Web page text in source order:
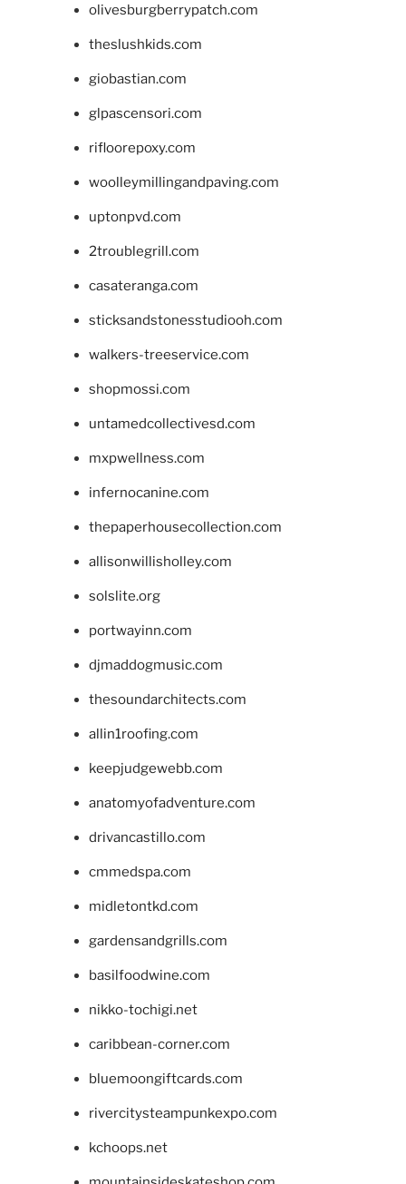
olivesburgberrypatch.com
theslushkids.com
giobastian.com
glpascensori.com
rifloorepoxy.com
woolleymillingandpaving.com
uptonpvd.com
2troublegrill.com
casateranga.com
sticksandstonesstudiooh.com
walkers-treeservice.com
shopmossi.com
untamedcollectivesd.com
mxpwellness.com
infernocanine.com
thepaperhousecollection.com
allisonwillisholley.com
solslite.org
portwayinn.com
djmaddogmusic.com
thesoundarchitects.com
allin1roofing.com
keepjudgewebb.com
anatomyofadventure.com
drivancastillo.com
cmmedspa.com
midletontkd.com
gardensandgrills.com
basilfoodwine.com
nikko-tochigi.net
caribbean-corner.com
bluemoongiftcards.com
rivercitysteampunkexpo.com
kchoops.net